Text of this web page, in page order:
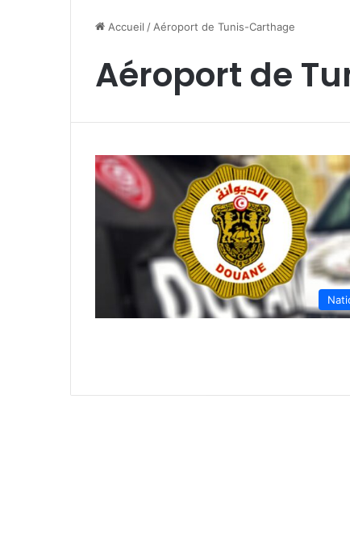
Accueil / Aéroport de Tunis-Carthage
Aéroport de